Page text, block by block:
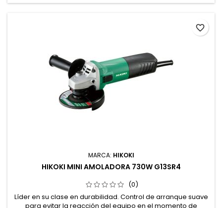
MARCA: HIKOKI
HIKOKI MINI AMOLADORA 730W G13SR4
(0)
Líder en su clase en durabilidad. Control de arranque suave
para evitar la reacción del equipo en el momento de
favorite_border